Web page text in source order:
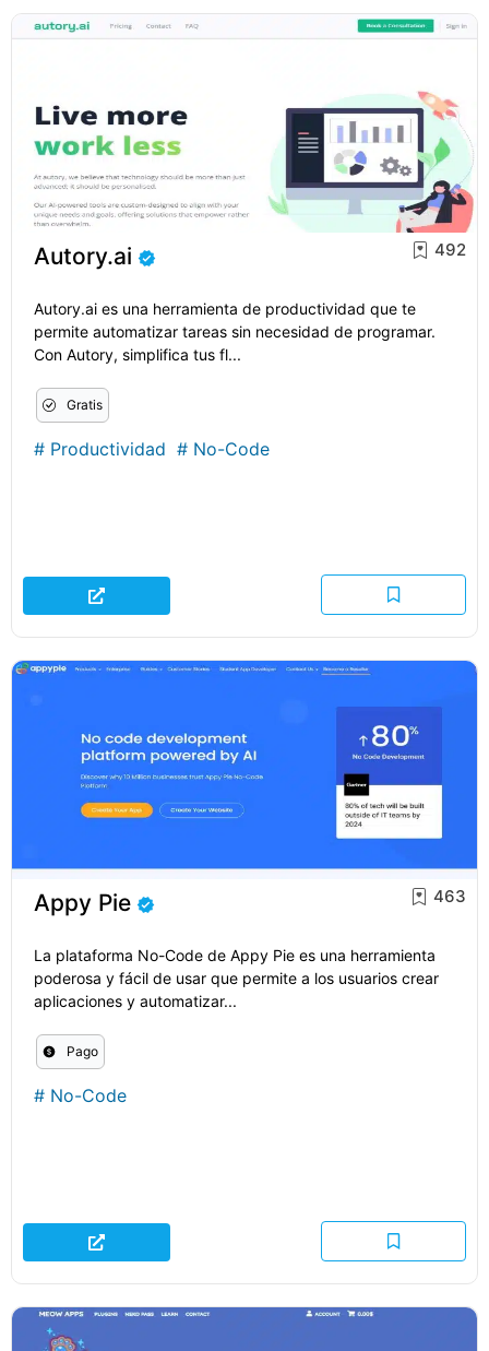
Autory.ai 492
Autory.ai es una herramienta de productividad que te
permite automatizar tareas sin necesidad de programar.
Con Autory, simplifica tus fl...
Gratis
# Productividad # No-Code
Appy Pie 463
La plataforma No-Code de Appy Pie es una herramienta
poderosa y fácil de usar que permite a los usuarios crear
aplicaciones y automatizar...
Pago
# No-Code